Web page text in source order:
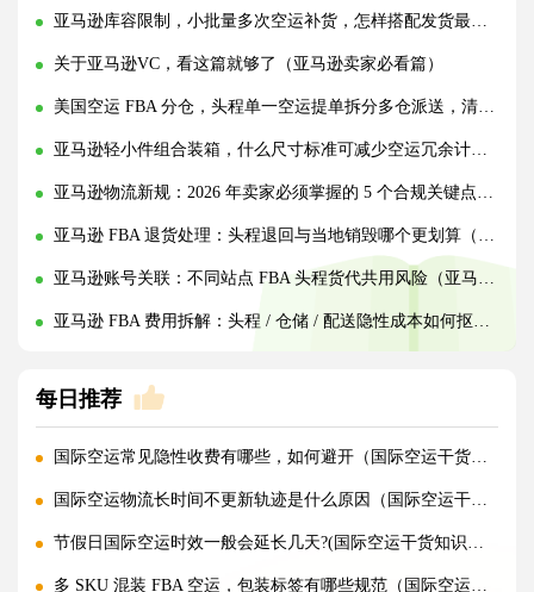
亚马逊库容限制，小批量多次空运补货，怎样搭配发货最省物流费?(亚马逊卖家请注意)
关于亚马逊VC，看这篇就够了（亚马逊卖家必看篇）
美国空运 FBA 分仓，头程单一空运提单拆分多仓派送，清关资料拆分填报规范（亚马逊卖家请注意）
亚马逊轻小件组合装箱，什么尺寸标准可减少空运冗余计费空间（亚马逊卖家请注意）
亚马逊物流新规：2026 年卖家必须掌握的 5 个合规关键点（亚马逊卖家请注意）
亚马逊 FBA 退货处理：头程退回与当地销毁哪个更划算（跨境电商卖家请注意）
亚马逊账号关联：不同站点 FBA 头程货代共用风险（亚马逊卖家请注意）
亚马逊 FBA 费用拆解：头程 / 仓储 / 配送隐性成本如何抠细节（亚马逊跨境电商卖家请注意）
每日推荐
国际空运常见隐性收费有哪些，如何避开（国际空运干货知识分享）
国际空运物流长时间不更新轨迹是什么原因（国际空运干货知识分享）
节假日国际空运时效一般会延长几天?(国际空运干货知识分享)
多 SKU 混装 FBA 空运，包装标签有哪些规范（国际空运干货知识分享）